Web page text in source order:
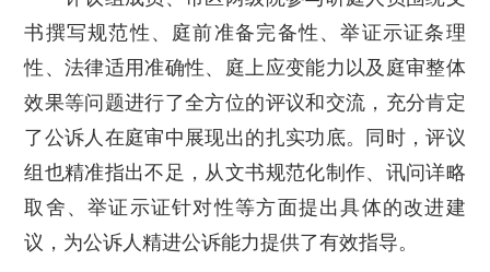
书撰写规范性、庭前准备完备性、举证示证条理
性、法律适用准确性、庭上应变能力以及庭审整体
效果等问题进行了全方位的评议和交流，充分肯定
了公诉人在庭审中展现出的扎实功底。同时，评议
组也精准指出不足，从文书规范化制作、讯问详略
取舍、举证示证针对性等方面提出具体的改进建
议，为公诉人精进公诉能力提供了有效指导。